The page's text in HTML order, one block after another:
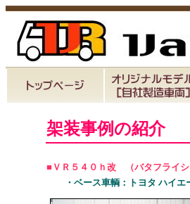
架装事例の紹介
■ＶＲ５４０ｈ改 （バタフライ
・ベース車輌：トヨタ ハイエ